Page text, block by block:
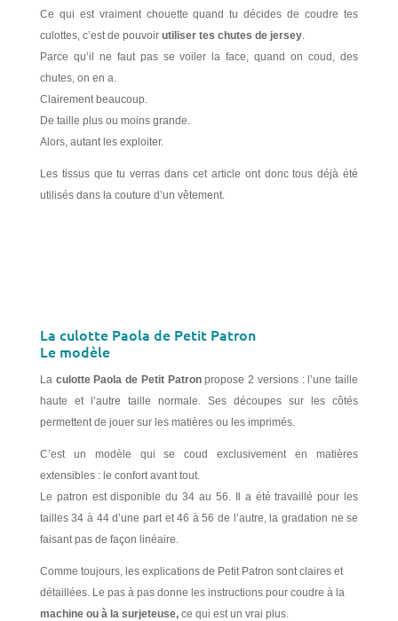
Ce qui est vraiment chouette quand tu décides de coudre tes
culottes, c’est de pouvoir utiliser tes chutes de jersey.
Parce qu’il ne faut pas se voiler la face, quand on coud, des
chutes, on en a.
Clairement beaucoup.
De taille plus ou moins grande.
Alors, autant les exploiter.
Les tissus que tu verras dans cet article ont donc tous déjà été
utilisés dans la couture d’un vêtement.
La culotte Paola de Petit Patron
Le modèle
La culotte Paola de Petit Patronpropose 2 versions : l’une taille
haute et l’autre taille normale. Ses découpes sur les côtés
permettent de jouer sur les matières ou les imprimés.
C’est un modèle qui se coud exclusivement en matières
extensibles : le confort avant tout.
Le patron est disponible du 34 au 56. Il a été travaillé pour les
tailles 34 à 44 d’une part et 46 à 56 de l’autre, la gradation ne se
faisant pas de façon linéaire.
Comme toujours, les explications de Petit Patron sont claires et
détaillées. Le pas à pas donne les instructions pour coudre à la
machine ou à la surjeteuse,ce qui est un vrai plus.